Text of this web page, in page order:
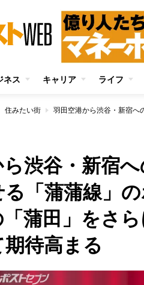
ネス キャリア ライフ
住みたい街
渋谷・新宿
る「蒲蒲線」
蒲田」をさ
待高まる